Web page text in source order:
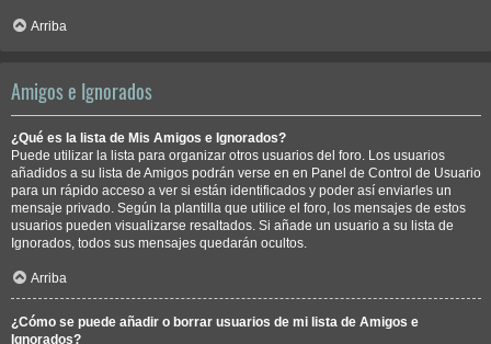
Arriba
Amigos e Ignorados
¿Qué es la lista de Mis Amigos e Ignorados?
Puede utilizar la lista para organizar otros usuarios del foro. Los usuarios
añadidos a su lista de Amigos podrán verse en en Panel de Control de Usuario
para un rápido acceso a ver si están identificados y poder así enviarles un
mensaje privado. Según la plantilla que utilice el foro, los mensajes de estos
usuarios pueden visualizarse resaltados. Si añade un usuario a su lista de
Ignorados, todos sus mensajes quedarán ocultos.
Arriba
¿Cómo se puede añadir o borrar usuarios de mi lista de Amigos e
Ignorados?